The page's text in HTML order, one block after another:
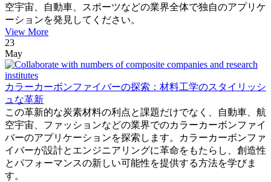
空宇宙、自動車、スポーツなどの業界全体で独自のアプリケ
ーションを発見してください。
View More
23
May
カラーカーボンファイバーの探索：材料工学のスタイリッシ
ュな革新
この革新的な炭素材料の利点と課題だけでなく、自動車、航
空宇宙、ファッションなどの業界でのカラーカーボンファイ
バーのアプリケーションを探索します。カラーカーボンファ
イバーが設計とエンジニアリングに革命をもたらし、創造性
とパフォーマンスの新しい可能性を提供する方法を学びま
す。